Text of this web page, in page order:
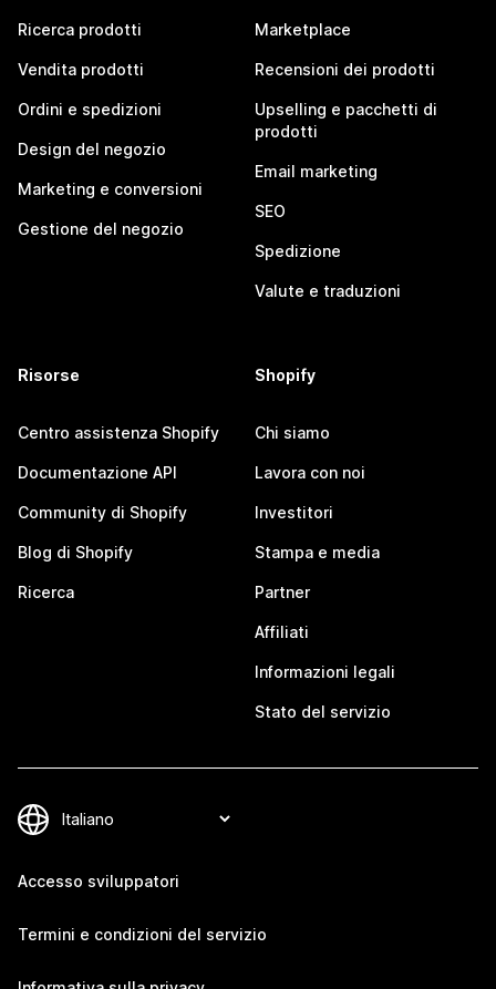
Ricerca prodotti
Vendita prodotti
Ordini e spedizioni
Design del negozio
Marketing e conversioni
Gestione del negozio
Marketplace
Recensioni dei prodotti
Upselling e pacchetti di
prodotti
Email marketing
SEO
Spedizione
Valute e traduzioni
Risorse
Centro assistenza Shopify
Documentazione API
Community di Shopify
Blog di Shopify
Ricerca
Shopify
Chi siamo
Lavora con noi
Investitori
Stampa e media
Partner
Affiliati
Informazioni legali
Stato del servizio
Accesso sviluppatori
Termini e condizioni del servizio